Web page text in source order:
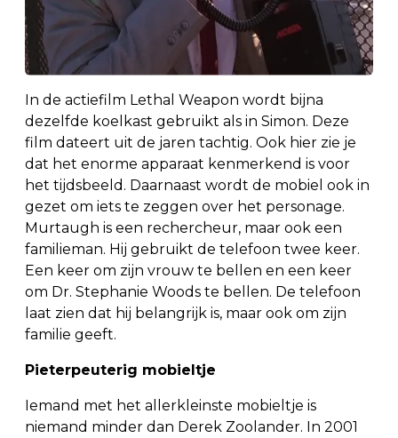
In de actiefilm Lethal Weapon wordt bijna
dezelfde koelkast gebruikt als in Simon. Deze
film dateert uit de jaren tachtig. Ook hier zie je
dat het enorme apparaat kenmerkend is voor
het tijdsbeeld. Daarnaast wordt de mobiel ook in
gezet om iets te zeggen over het personage.
Murtaugh is een rechercheur, maar ook een
familieman. Hij gebruikt de telefoon twee keer.
Een keer om zijn vrouw te bellen en een keer
om Dr. Stephanie Woods te bellen. De telefoon
laat zien dat hij belangrijk is, maar ook om zijn
familie geeft.
Pieterpeuterig mobieltje
Iemand met het allerkleinste mobieltje is
niemand minder dan Derek Zoolander. In 2001